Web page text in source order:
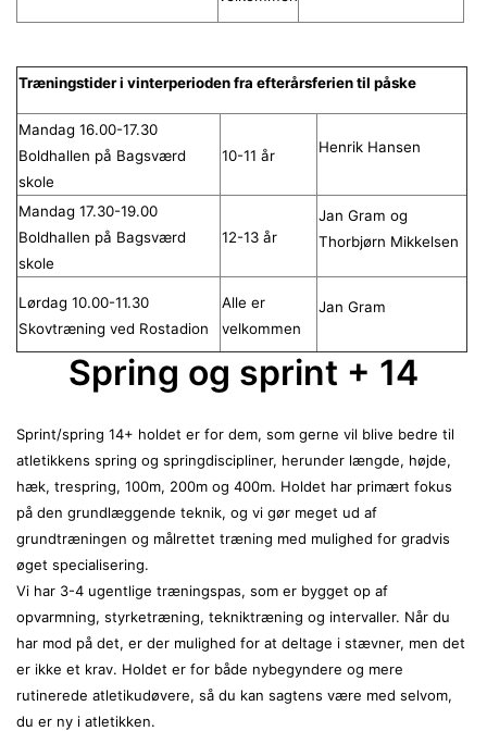
Træningstider i vinterperioden fra efterårsferien til påske
Mandag 16.00-17.30
Boldhallen på Bagsværd
skole
10-11 år Henrik Hansen
Mandag 17.30-19.00
Boldhallen på Bagsværd
skole
12-13 år
Jan Gram og
Thorbjørn Mikkelsen
Lørdag 10.00-11.30
Skovtræning ved Rostadion
Alle er
velkommen
Jan Gram
Spring og sprint + 14
Sprint/spring 14+ holdet er for dem, som gerne vil blive bedre til
atletikkens spring og springdiscipliner, herunder længde, højde,
hæk, trespring, 100m, 200m og 400m. Holdet har primært fokus
på den grundlæggende teknik, og vi gør meget ud af
grundtræningen og målrettet træning med mulighed for gradvis
øget specialisering.
Vi har 3-4 ugentlige træningspas, som er bygget op af
opvarmning, styrketræning, tekniktræning og intervaller. Når du
har mod på det, er der mulighed for at deltage i stævner, men det
er ikke et krav. Holdet er for både nybegyndere og mere
rutinerede atletikudøvere, så du kan sagtens være med selvom,
du er ny i atletikken.